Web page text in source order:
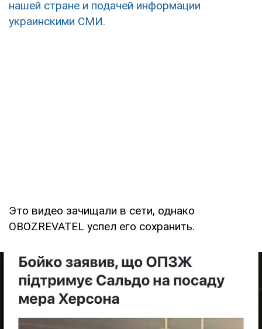
нашей стране и подачей информации
украинскими СМИ.
Это видео зачищали в сети, однако
OBOZREVATEL успел его сохранить.